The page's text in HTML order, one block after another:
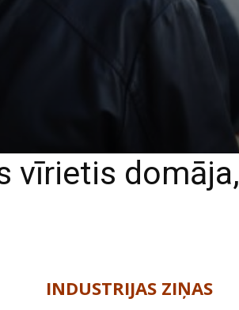
vīrietis domāja,
INDUSTRIJAS ZIŅAS